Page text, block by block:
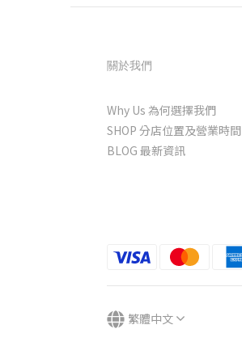
關於我們
Why Us 為何選擇我們
SHOP 分店位置及營業時間
BLOG 最新資訊
繁體中文